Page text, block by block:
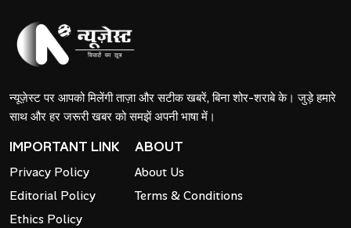
न्यूज़ेस्ट पर आपको मिलेंगी ताज़ा और सटीक खबरें, बिना शोर-शराबे के। जुड़े हमारे
साथ और हर जरूरी खबर को समझें अपनी भाषा में।
IMPORTANT LINK
Privacy Policy
Editorial Policy
Ethics Policy
ABOUT
About Us
Terms & Conditions